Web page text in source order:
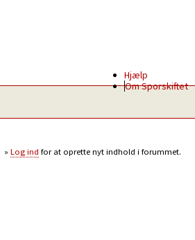
Hjælp
Om Sporskiftet
Log ind for at oprette nyt indhold i forummet.